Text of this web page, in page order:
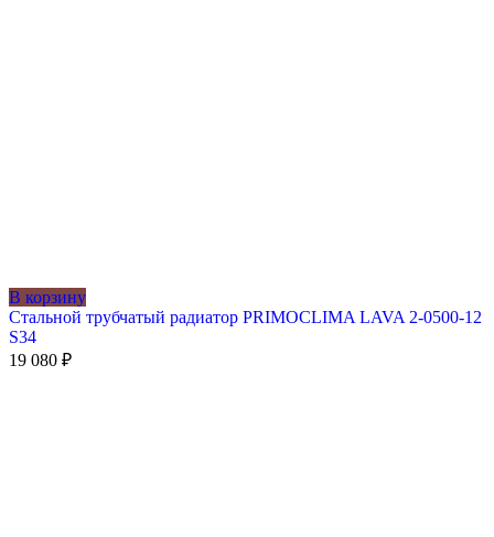
В корзину
Стальной трубчатый радиатор PRIMOCLIMA LAVA 2-0500-12
S34
19 080 ₽